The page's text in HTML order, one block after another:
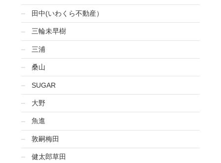
田中(いわくら不動産）
三輪未早樹
三浦
桑山
SUGAR
大野
魚進
敦嗣梅田
健太郎草田